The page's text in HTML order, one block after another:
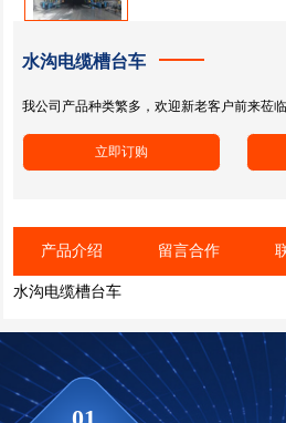
水沟电缆槽台车
我公司产品种类繁多，欢迎新老客
立即订购
产品介绍 留言合作
水沟电缆槽台车